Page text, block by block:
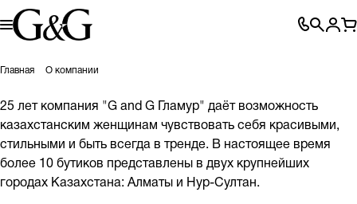
Главная О компании
25 лет компания "G and G Гламур" даёт возможность
казахстанским женщинам чувствовать себя красивыми,
стильными и быть всегда в тренде. В настоящее время
более 10 бутиков представлены в двух крупнейших
городах Казахстана: Алматы и Нур-Султан.